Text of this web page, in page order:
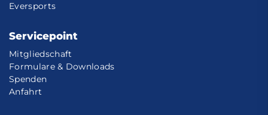
Eversports
Servicepoint
Mitgliedschaft
Formulare & Downloads
Spenden
Anfahrt